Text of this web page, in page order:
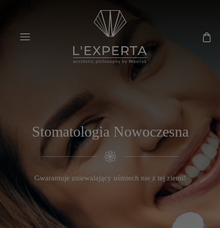
Stomatologia Nowoczesna
Gwarantuje zniewalający uśmiech nie z tej ziemi!